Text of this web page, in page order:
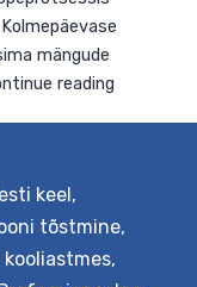
mänge looma
et seeläbi
koolitus,
keel,
tõstmine,
kooliastmes,